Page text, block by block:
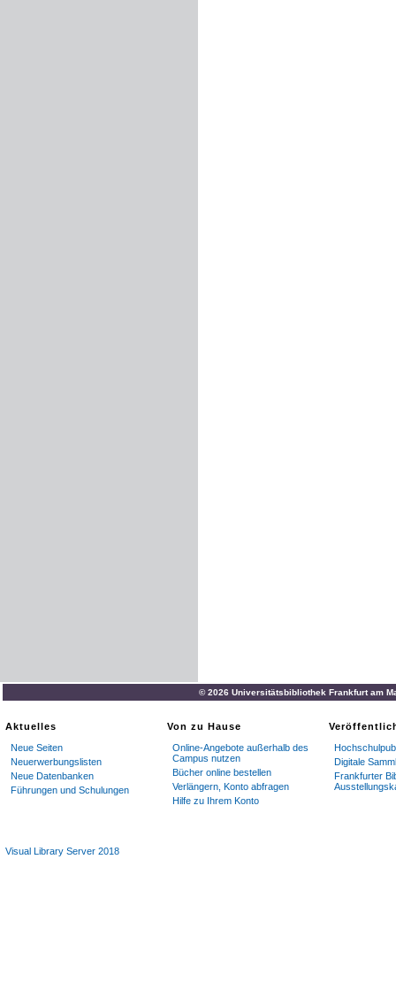
© 2026 Universitätsbibliothek Frankfurt am
Aktuelles
Neue Seiten
Neuerwerbungslisten
Neue Datenbanken
Führungen und Schulungen
Von zu Hause
Online-Angebote außerhalb des
Campus nutzen
Bücher online bestellen
Verlängern, Konto abfragen
Hilfe zu Ihrem Konto
Digitale
Frankfurter
Visual Library Server 2018